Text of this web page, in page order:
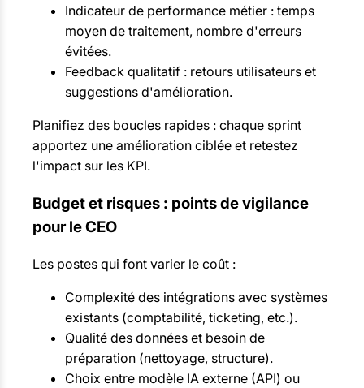
Indicateur de performance métier : temps
moyen de traitement, nombre d'erreurs
évitées.
Feedback qualitatif : retours utilisateurs et
suggestions d'amélioration.
Planifiez des boucles rapides : chaque sprint
apportez une amélioration ciblée et retestez
l'impact sur les KPI.
Budget et risques : points de vigilance
pour le CEO
Les postes qui font varier le coût :
Complexité des intégrations avec systèmes
existants (comptabilité, ticketing, etc.).
Qualité des données et besoin de
préparation (nettoyage, structure).
Choix entre modèle IA externe (API) ou